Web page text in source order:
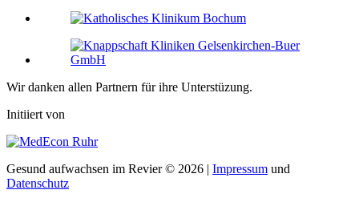
Wir danken allen Partnern für ihre Unterstüzung.
Initiiert von
Gesund aufwachsen im Revier © 2026 | Impressum und
Datenschutz